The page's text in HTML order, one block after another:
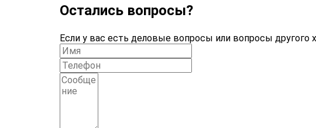
Остались вопросы?
Если у вас есть деловые вопросы или вопросы другого